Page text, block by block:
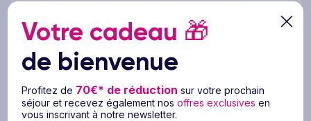
de faire l'objet d'une décision de refus
d'embarquement par la compagnie aérienne.
Sous réserve de modifications :
https://www.diplomatie.gouv.fr/fr/conseils-aux-
voyageurs/conseils-par-pays-destination/etats-
unis/#entree
Votre cadeau 🎁
de bienvenue
Profitez de 70€* de réduction sur votre prochain
séjour et recevez également nosoffres exclusives en
vous inscrivant à notre newsletter.